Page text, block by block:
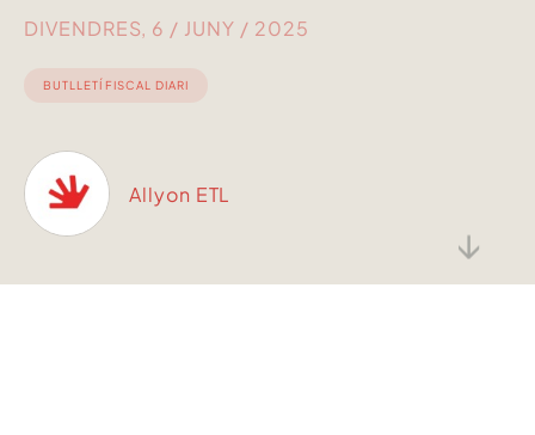
↓
DIVENDRES, 6 / JUNY / 2025
BUTLLETÍ FISCAL DIARI
Allyon ETL